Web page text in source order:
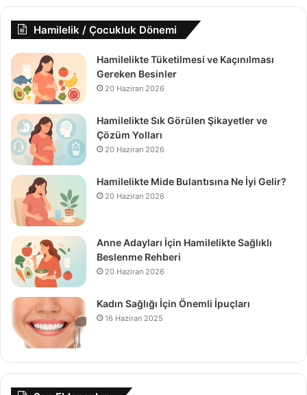
Hamilelik / Çocukluk Dönemi
Hamilelikte Tüketilmesi ve Kaçınılması
Gereken Besinler
20 Haziran 2026
Hamilelikte Sık Görülen Şikayetler ve
Çözüm Yolları
20 Haziran 2026
Hamilelikte Mide Bulantısına Ne İyi Gelir?
20 Haziran 2026
Anne Adayları İçin Hamilelikte Sağlıklı
Beslenme Rehberi
20 Haziran 2026
Kadın Sağlığı İçin Önemli İpuçları
16 Haziran 2025